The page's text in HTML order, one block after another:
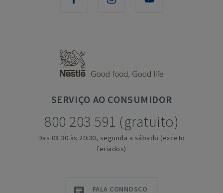
SERVIÇO AO CONSUMIDOR
800 203 591 (gratuito)
Das 08:30 às 20:30, segunda a sábado (exceto
feriados)
FALA CONNOSCO